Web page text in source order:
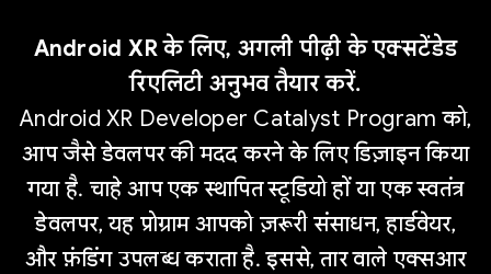
Android XR के लिए, अगली पीढ़ी के एक्सटेंडेड
रिएलिटी अनुभव तैयार करें.
Android XR Developer Catalyst Program को,
आप जैसे डेवलपर की मदद करने के लिए डिज़ाइन किया
गया है. चाहे आप एक स्थापित स्टूडियो हों या एक स्वतंत्र
डेवलपर, यह प्रोग्राम आपको ज़रूरी संसाधन, हार्डवेयर,
और फ़ंडिंग उपलब्ध कराता है. इससे, तार वाले एक्सआर